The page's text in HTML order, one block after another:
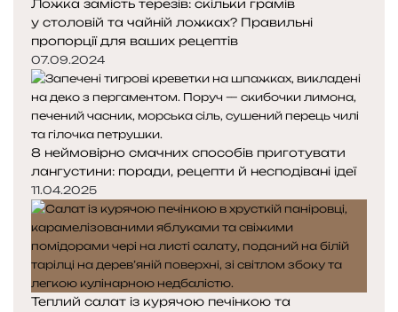
Ложка замість терезів: скільки грамів
у столовій та чайній ложках? Правильні
пропорції для ваших рецептів
07.09.2024
8 неймовірно смачних способів приготувати
лангустини: поради, рецепти й несподівані ідеї
11.04.2025
Теплий салат із курячою печінкою та